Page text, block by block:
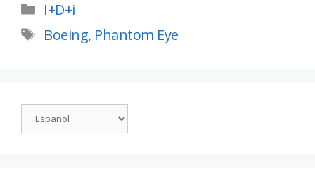
I+D+i
Boeing, Phantom Eye